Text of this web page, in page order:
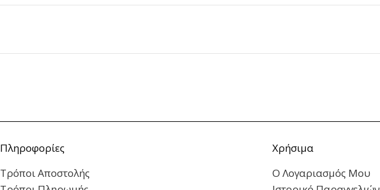
Πληροφορίες
Τρόποι Αποστολής
Χρήσιμα
Ο Λογαριασμός Μου